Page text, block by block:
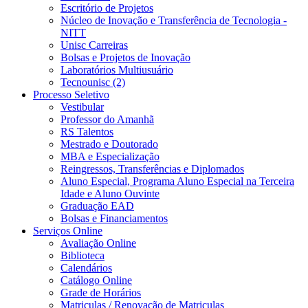
Escritório de Projetos
Núcleo de Inovação e Transferência de Tecnologia -
NITT
Unisc Carreiras
Bolsas e Projetos de Inovação
Laboratórios Multiusuário
Tecnounisc (2)
Processo Seletivo
Vestibular
Professor do Amanhã
RS Talentos
Mestrado e Doutorado
MBA e Especialização
Reingressos, Transferências e Diplomados
Aluno Especial, Programa Aluno Especial na Terceira
Idade e Aluno Ouvinte
Graduação EAD
Bolsas e Financiamentos
Serviços Online
Avaliação Online
Biblioteca
Calendários
Catálogo Online
Grade de Horários
Matriculas / Renovação de Matriculas